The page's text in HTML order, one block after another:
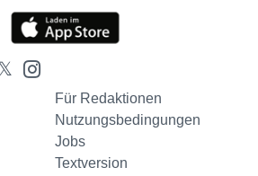
Für Redaktionen
Nutzungsbedingungen
Jobs
Textversion